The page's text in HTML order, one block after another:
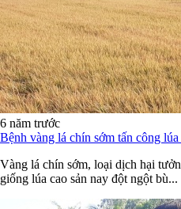
6 năm trước
Bệnh vàng lá chín sớm tấn công lúa
Vàng lá chín sớm, loại dịch hại
giống lúa cao sản nay đột ngột bù...